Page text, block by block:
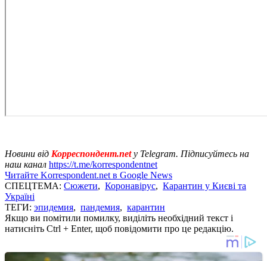
Новини від Корреспондент.net у Telegram. Підписуйтесь на
наш канал https://t.me/korrespondentnet
Читайте Korrespondent.net в Google News
СПЕЦТЕМА: Сюжети, Коронавірус, Карантин у Києві та
Україні
ТЕГИ: эпидемия, пандемия, карантин
Якщо ви помітили помилку, виділіть необхідний текст і
натисніть Ctrl + Enter, щоб повідомити про це редакцію.